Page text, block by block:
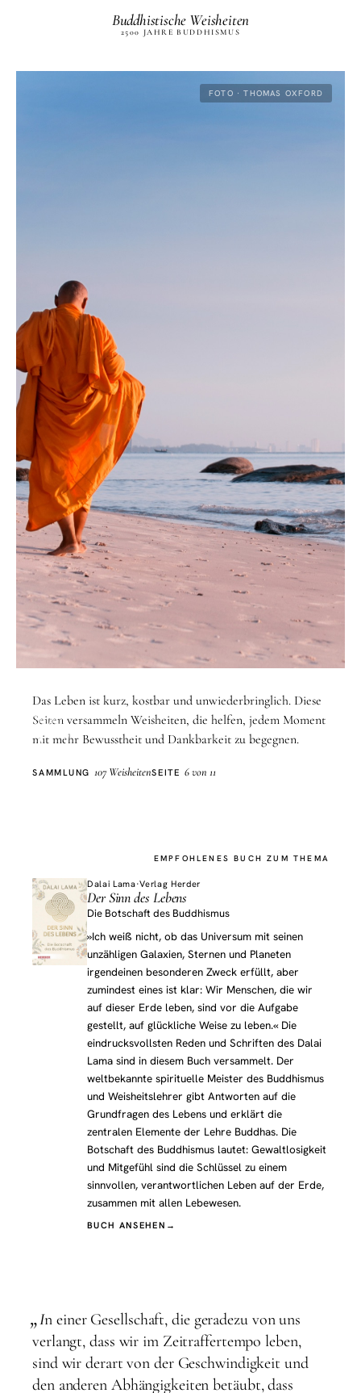
Buddhistische Weisheiten
2500 JAHRE BUDDHISMUS
Thema
Leben
FOTO · THOMAS OXFORD
Das Leben ist kurz, kostbar und unwiederbringlich. Diese
Seiten versammeln Weisheiten, die helfen, jedem Moment
mit mehr Bewusstheit und Dankbarkeit zu begegnen.
SAMMLUNG 107 WeisheitenSEITE 6 von 11
EMPFOHLENES BUCH ZUM THEMA
Dalai Lama·Verlag Herder
Der Sinn des Lebens
Die Botschaft des Buddhismus
»Ich weiß nicht, ob das Universum mit seinen
unzähligen Galaxien, Sternen und Planeten
irgendeinen besonderen Zweck erfüllt, aber
zumindest eines ist klar: Wir Menschen, die wir
auf dieser Erde leben, sind vor die Aufgabe
gestellt, auf glückliche Weise zu leben.« Die
eindrucksvollsten Reden und Schriften des Dalai
Lama sind in diesem Buch versammelt. Der
weltbekannte spirituelle Meister des Buddhismus
und Weisheitslehrer gibt Antworten auf die
Grundfragen des Lebens und erklärt die
zentralen Elemente der Lehre Buddhas. Die
Botschaft des Buddhismus lautet: Gewaltlosigkeit
und Mitgefühl sind die Schlüssel zu einem
sinnvollen, verantwortlichen Leben auf der Erde,
zusammen mit allen Lebewesen.
BUCH ANSEHEN →
„In einer Gesellschaft, die geradezu von uns
verlangt, dass wir im Zeitraffertempo leben,
sind wir derart von der Geschwindigkeit und
den anderen Abhängigkeiten betäubt, dass